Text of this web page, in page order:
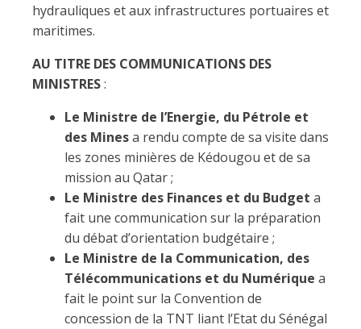
hydrauliques et aux infrastructures portuaires et
maritimes.
AU TITRE DES COMMUNICATIONS DES
MINISTRES:
Le Ministre de l’Energie, du Pétrole et
des Minesa rendu compte de sa visite dans
les zones minières de Kédougou et de sa
mission au Qatar ;
Le Ministre des Finances et du Budget a
fait une communication sur la préparation
du débat d’orientation budgétaire ;
Le Ministre de la Communication, des
Télécommunications et du Numérique a
fait le point sur la Convention de
concession de la TNT liant l’Etat du Sénégal